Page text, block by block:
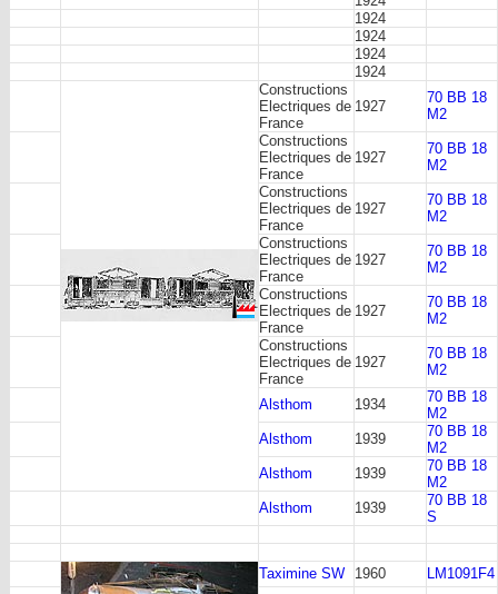
1924
1924
1924
1924
Constructions
Electriques de
France
1927
70 BB 18
M2
Constructions
Electriques de
France
1927
70 BB 18
M2
Constructions
Electriques de
France
1927
70 BB 18
M2
Constructions
Electriques de
France
1927
70 BB 18
M2
Constructions
Electriques de
France
1927
70 BB 18
M2
Constructions
Electriques de
France
1927
70 BB 18
M2
Alsthom 1934
70 BB 18
M2
Alsthom
1939
70 BB 18
M2
Alsthom
1939
70 BB 18
M2
Alsthom
1939
70 BB 18
S
Taximine SW 1960 LM1091F4